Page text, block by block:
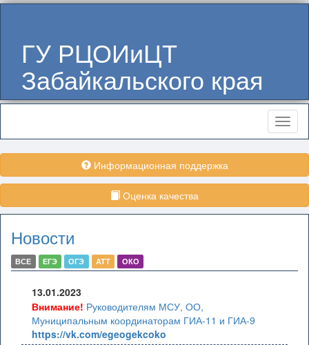
ГУ РЦОИиЦТ
Забайкальского края
Меню
Информационная поддержка
Оценка качества
Новости
ВСЕ ЕГЭ ОГЭ АТТ ОКО
13.01.2023
Внимание! Руководителям МСУ, ОО,
Муниципальным координаторам ГИА-11 и ГИА-9
https://vk.com/egeogekcoko